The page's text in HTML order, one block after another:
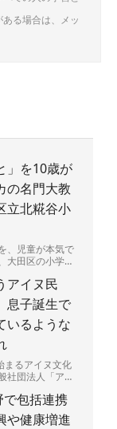
る場合は、メッ
」を10歳が
名門大教
立北糀谷小
、児童が本気で
大田区の小学校
アイヌ民
子誕生で
いるような
まるアイヌ文化
社団法人「アイ
包括連携
健康増進